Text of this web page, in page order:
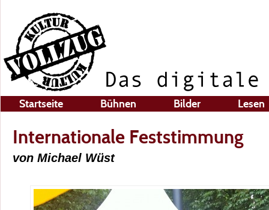
Startseite Bühnen Bilder Lesen
Internationale Feststimmung
von Michael Wüst